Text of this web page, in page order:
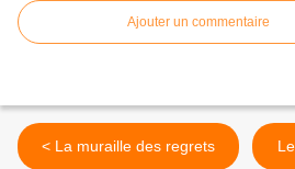
Ajouter un commentaire
< La muraille des regrets